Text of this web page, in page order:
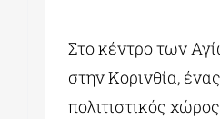
Στο κέντρο των
στην Κορινθία,
πολιτιστικός